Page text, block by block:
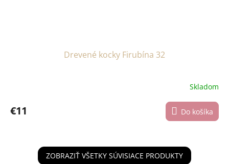
Drevené kocky Firubína 32
Skladom
€11 Do košíka
ZOBRAZIŤ VŠETKY SÚVISIACE PRODUKTY